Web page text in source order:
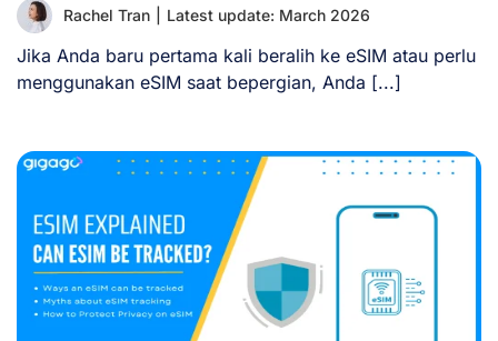
Rachel Tran Latest update: March 2026
Jika Anda baru pertama kali beralih ke eSIM atau perlu
menggunakan eSIM saat bepergian, Anda [...]